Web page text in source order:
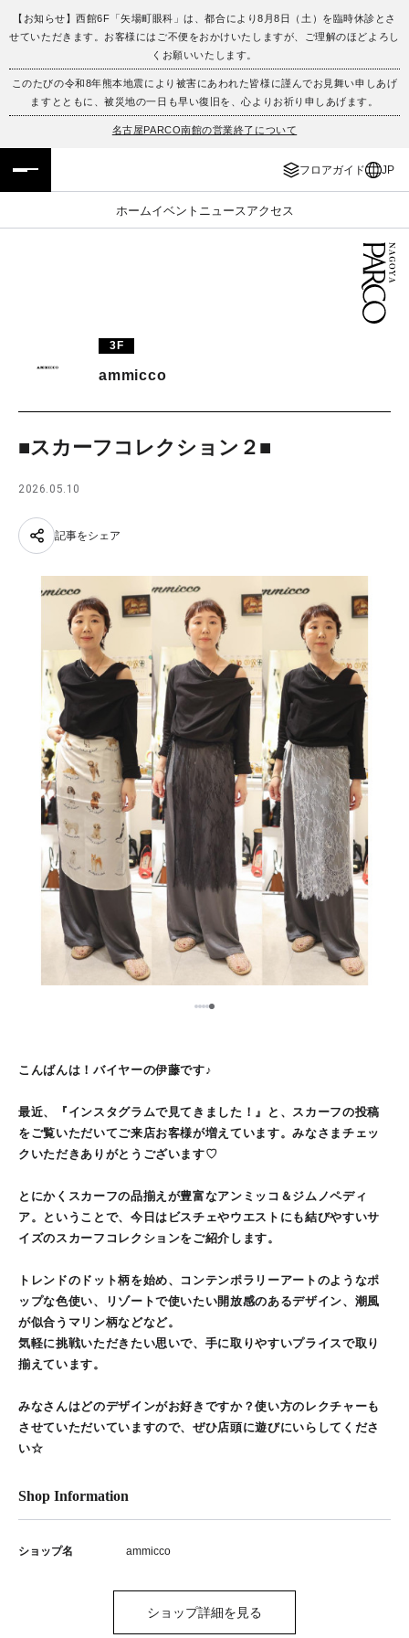
【お知らせ】西館6F「矢場町眼科」は、都合により8月8日（土）を臨時休診とさ
せていただきます。お客様にはご不便をおかけいたしますが、ご理解のほどよろし
くお願いいたします。
このたびの令和8年熊本地震により被害にあわれた皆様に謹んでお見舞い申しあげ
ますとともに、被災地の一日も早い復旧を、心よりお祈り申しあげます。
名古屋PARCO南館の営業終了について
フロアガイド JP
ホームイベント ニュース アクセス
施設案内・アクセス
レストラン・カフェ
PARCOメンバーズ
繁体字
ภาษาไทย
3F
ammicco
■スカーフコレクション２■
2026.05.10
記事をシェア
1234
こんばんは！バイヤーの伊藤です♪
最近、『インスタグラムで見てきました！』と、スカーフの投稿
をご覧いただいてご来店お客様が増えています。みなさまチェッ
クいただきありがとうございます♡
とにかくスカーフの品揃えが豊富なアンミッコ＆ジムノペディ
ア。ということで、今日はビスチェやウエストにも結びやすいサ
イズのスカーフコレクションをご紹介します。
トレンドのドット柄を始め、コンテンポラリーアートのようなポ
ップな色使い、リゾートで使いたい開放感のあるデザイン、潮風
が似合うマリン柄などなど。
気軽に挑戦いただきたい思いで、手に取りやすいプライスで取り
揃えています。
みなさんはどのデザインがお好きですか？使い方のレクチャーも
させていただいていますので、ぜひ店頭に遊びにいらしてくださ
い☆
Shop Information
ショップ名 ammicco
ショップ詳細を見る